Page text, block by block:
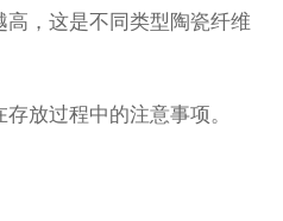
，这是不同类型陶瓷纤维
放过程中的注意事项。